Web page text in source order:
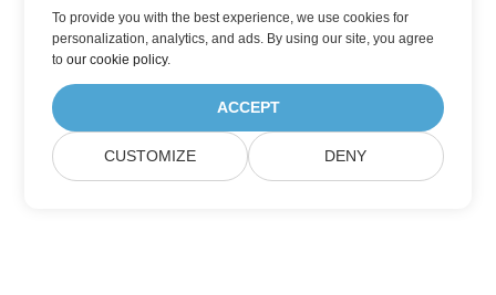
To provide you with the best experience, we use cookies for
personalization, analytics, and ads. By using our site, you agree
toour cookie policy.
ACCEPT
CUSTOMIZE DENY